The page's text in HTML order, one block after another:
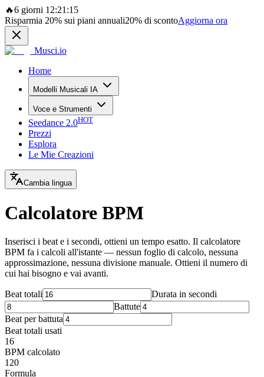
🔥6 giorni 12:21:15
Risparmia 20% sui piani annuali20% di scontoAggiorna ora
Musci.io
Home
Modelli Musicali IA
Voce e Strumenti
Seedance 2.0HOT
Prezzi
Esplora
Le Mie Creazioni
Cambia lingua
Calcolatore BPM
Inserisci i beat e i secondi, ottieni un tempo esatto. Il calcolatore
BPM fa i calcoli all'istante — nessun foglio di calcolo, nessuna
approssimazione, nessuna divisione manuale. Ottieni il numero di
cui hai bisogno e vai avanti.
Beat totali
Durata in secondi
Battute
Beat per battuta
Beat totali usati
16
BPM calcolato
120
Formula